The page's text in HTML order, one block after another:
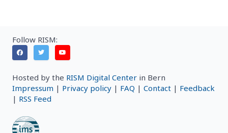
Follow RISM:
Hosted by the RISM Digital Center in Bern
Impressum | Privacy policy | FAQ | Contact | Feedback
| RSS Feed